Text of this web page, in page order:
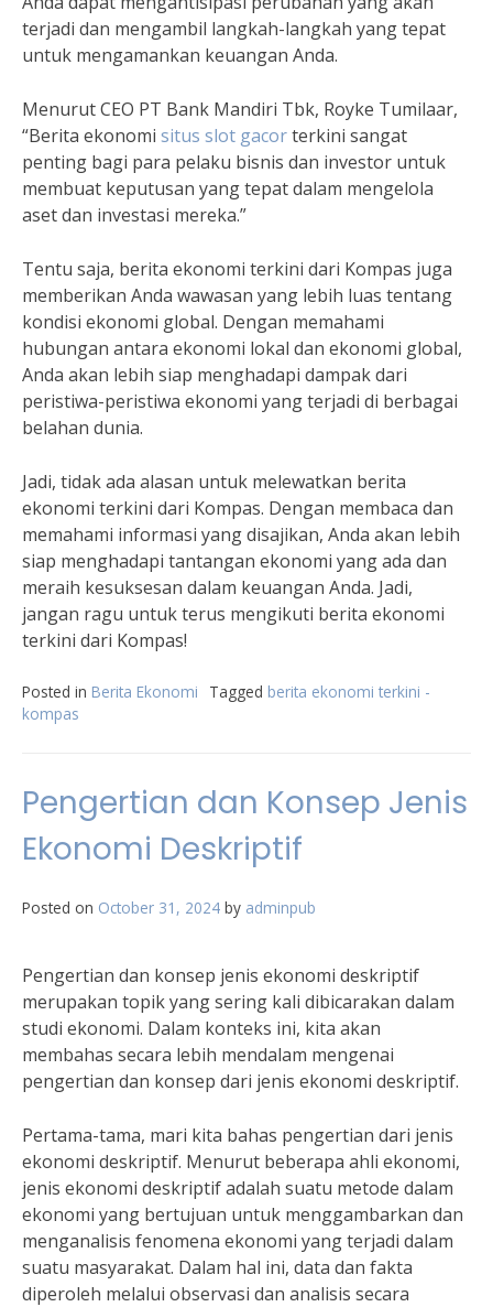
terjadi dan mengambil langkah-langkah yang tepat
untuk mengamankan keuangan Anda.
Menurut CEO PT Bank Mandiri Tbk, Royke Tumilaar,
“Berita ekonomi situs slot gacorterkini sangat
penting bagi para pelaku bisnis dan investor untuk
membuat keputusan yang tepat dalam mengelola
aset dan investasi mereka.”
Tentu saja, berita ekonomi terkini dari Kompas juga
memberikan Anda wawasan yang lebih luas tentang
kondisi ekonomi global. Dengan memahami
hubungan antara ekonomi lokal dan ekonomi global,
Anda akan lebih siap menghadapi dampak dari
peristiwa-peristiwa ekonomi yang terjadi di berbagai
belahan dunia.
Jadi, tidak ada alasan untuk melewatkan berita
ekonomi terkini dari Kompas. Dengan membaca dan
memahami informasi yang disajikan, Anda akan lebih
siap menghadapi tantangan ekonomi yang ada dan
meraih kesuksesan dalam keuangan Anda. Jadi,
jangan ragu untuk terus mengikuti berita ekonomi
terkini dari Kompas!
Posted in Berita Ekonomi Tagged berita ekonomi terkini -
kompas
Pengertian dan Konsep Jenis
Ekonomi Deskriptif
Posted on October 31, 2024 by adminpub
Pengertian dan konsep jenis ekonomi deskriptif
merupakan topik yang sering kali dibicarakan dalam
studi ekonomi. Dalam konteks ini, kita akan
membahas secara lebih mendalam mengenai
pengertian dan konsep dari jenis ekonomi deskriptif.
Pertama-tama, mari kita bahas pengertian dari jenis
ekonomi deskriptif. Menurut beberapa ahli ekonomi,
jenis ekonomi deskriptif adalah suatu metode dalam
ekonomi yang bertujuan untuk menggambarkan dan
menganalisis fenomena ekonomi yang terjadi dalam
suatu masyarakat. Dalam hal ini, data dan fakta
diperoleh melalui observasi dan analisis secara